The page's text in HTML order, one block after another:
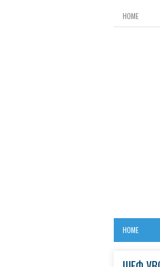
HOME
HOME